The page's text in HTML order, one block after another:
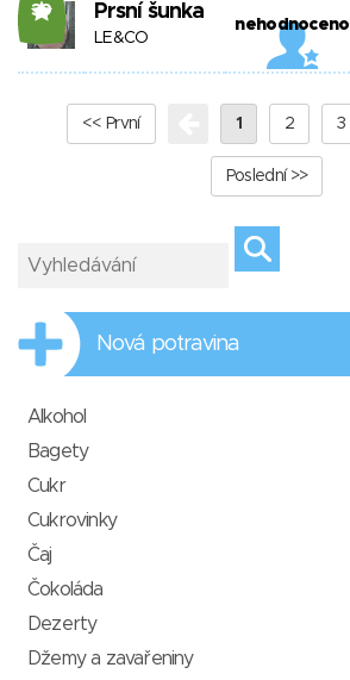
39 Prsní šunka
LE&CO
nehodnoceno
<< První 1 2 3
Poslední >>
Nová potravina
Alkohol
Bagety
Cukr
Cukrovinky
Čaj
Čokoláda
Dezerty
Džemy a zavařeniny